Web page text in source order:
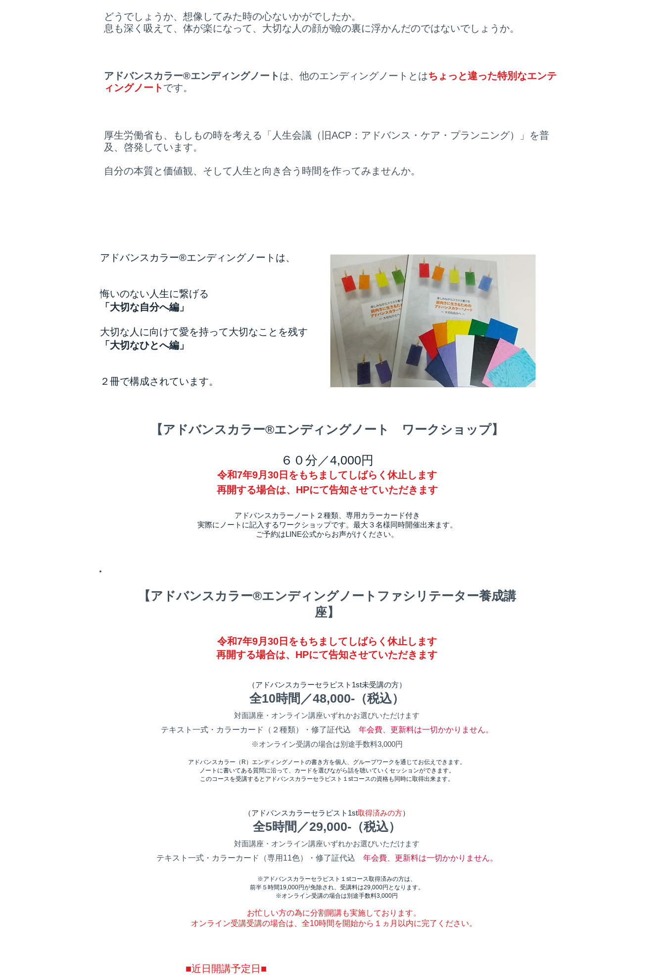
どうでしょうか、想像してみた時の心ないかがでしたか。
息も深く吸えて、体が楽になって、大切な人の顔が瞼の裏に浮かんだのではないでしょうか。
アドバンスカラー®エンディングノート は、他のエンディングノートとはちょっと違った特別なエンテ
ィングノート です。
厚生労働省も、もしもの時を考える「人生会議（旧ACP：アドバンス・ケア・プランニング）」を普
及、啓発しています。
自分の本質と価値観、そして人生と向き合う時間を作ってみませんか。
アドバンスカラー®エンディングノートは、
悔いのない人生に繋げる
「大切な自分へ編」
大切な人に向けて愛を持って大切なことを残す
「大切なひとへ編」
２冊で構成されています。
【アドバンスカラー®エンディングノート ワークショップ】
６０分／4,000円
令和7年9月30日をもちましてしばらく休止します​​
再開する場合は、HPにて告知させていただきます
​アドバンスカラーノート２種類、専用カラーカード付き
​実際にノートに記入するワークショップです。最大３名様同時開催出来ます。
​ご予約はLINE公式からお声がけください。
【アドバンスカラー®エンディングノートファシリテーター養成講
座】
令和7年9月30日をもちましてしばらく休止します
​​再開する場合は、HPにて告知させていただきます
（アドバンスカラーセラピスト1st未受講の方）
全10時間／48,000-（税込）
対面講座・オンライン講座いずれかお選びいただけます
テキスト一式・カラーカード（２種類）・修了証代込 年会費、更新料は一切かかりません。
※オンライン受講の場合は別途手数料3,000円
アドバンスカラー（R）エンディングノートの書き方を個人、グループワークを通じてお伝えできます。
ノートに書いてある質問に沿って、カードを選びながら話を聴いていくセッションができます。
このコースを受講するとアドバンスカラーセラピスト１stコースの資格も同時に取得出来ます。
（アドバンスカラーセラピスト1st取得済みの方）
全5時間／29,000-（税込）
対面講座・オンライン講座いずれかお選びいただけます
テキスト一式・カラーカード（専用11色）・修了証代込 年会費、更新料は一切かかりません。
※アドバンスカラーセラピスト１stコース取得済みの方は、
前半５時間19,000円が免除され、受講料は29,000円となります。
※オンライン受講の場合は別途手数料3,000円
お忙しい方の為に分割開講も実施しております。
オンライン受講受講の場合は、全10時間を開始から１ヵ月以内に完了ください。
■近日開講予定日■